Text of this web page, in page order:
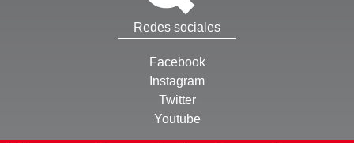
Redes sociales
Facebook
Instagram
Twitter
Youtube